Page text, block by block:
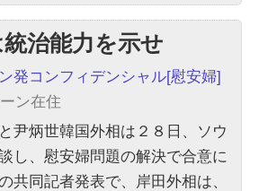
治能力を示せ
発コンフィデンシャル[慰安婦]
ン在住
尹炳世韓国外相は２８日、ソウ
し、慰安婦問題の解決で合意に
共同記者発表で、岸田外相は、